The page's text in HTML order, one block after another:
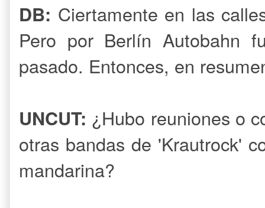
DB: Ciertamente en las
Pero por Berlín Autobahn
pasado. Entonces, en
UNCUT: ¿Hubo reuniones o
otras bandas de 'Krautrock'
mandarina?